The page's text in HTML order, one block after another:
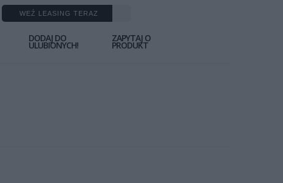
WEŹ LEASING TERAZ
DODAJ DO
ULUBIONYCH!
ZAPYTAJ O
PRODUKT